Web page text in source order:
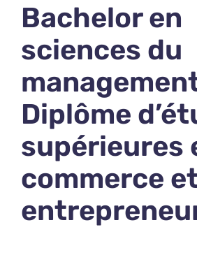
Bachelor en
sciences du
Diplôme
supérieures
commerce